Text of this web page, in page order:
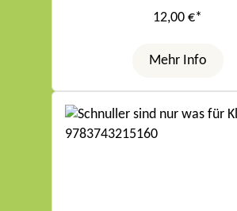
12,00 €*
Mehr Info